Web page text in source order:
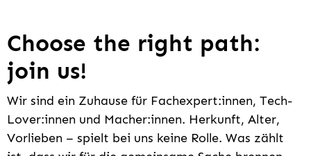
Choose the right path:
join us!
Wir sind ein Zuhause für Fachexpert:innen, Tech-
Lover:innen und Macher:innen. Herkunft, Alter,
Vorlieben – spielt bei uns keine Rolle. Was zählt